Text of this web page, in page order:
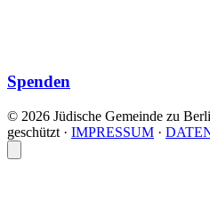
Spenden
© 2026 Jüdische Gemeinde zu
geschützt · IMPRESSUM ·